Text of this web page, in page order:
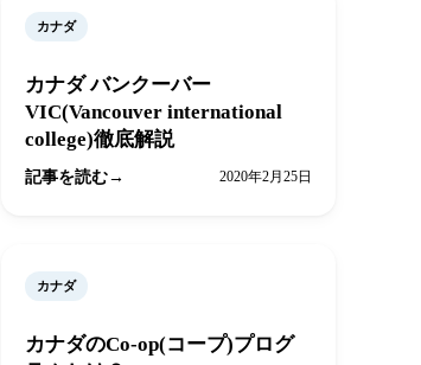
カナダ
カナダ バンクーバー
VIC(Vancouver international
college)徹底解説
記事を読む 2020年2月25日
カナダ
カナダのCo-op(コープ)プログ